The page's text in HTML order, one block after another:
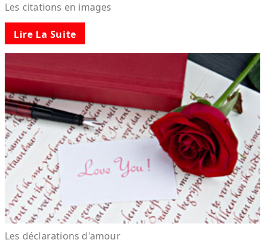
Les citations en images
Lire La Suite
Les déclarations d'amour